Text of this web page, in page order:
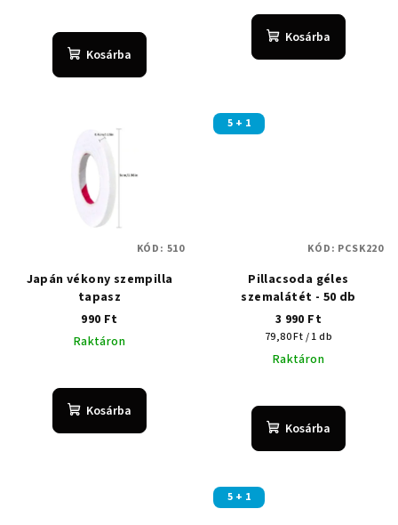
Kosárba
Kosárba
Japán vékony szempilla
tapasz
990 Ft
Raktáron
Kosárba
KÓD: 510
5 + 1
Pillacsoda géles
szemalátét - 50 db
3 990 Ft
Egységár:
79,80 Ft / 1 db
Raktáron
termék
átlagos
értékelése
Kosárba
KÓD: PCSK220
5 + 1